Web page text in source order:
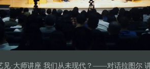
见·大师讲座 我们从未现代？——对话拉图尔